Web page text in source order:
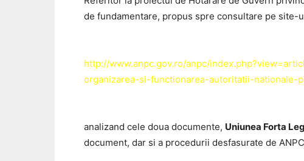
de fundamentare, propus spre consultare pe site-
http://www.anpc.gov.ro/anpc/
organizarea-si-functionarea-autoritatii-nationale-
analizand cele doua documente, Uniunea Forta
document, dar si a procedurii desfasurate de